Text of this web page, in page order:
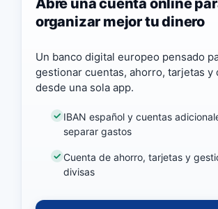
Abre una cuenta online
organizar mejor tu dinero
Un banco digital europeo pensado
gestionar cuentas, ahorro, tarjetas y
desde una sola app.
IBAN español y cuentas
separar gastos
Cuenta de ahorro, tarjetas y
divisas